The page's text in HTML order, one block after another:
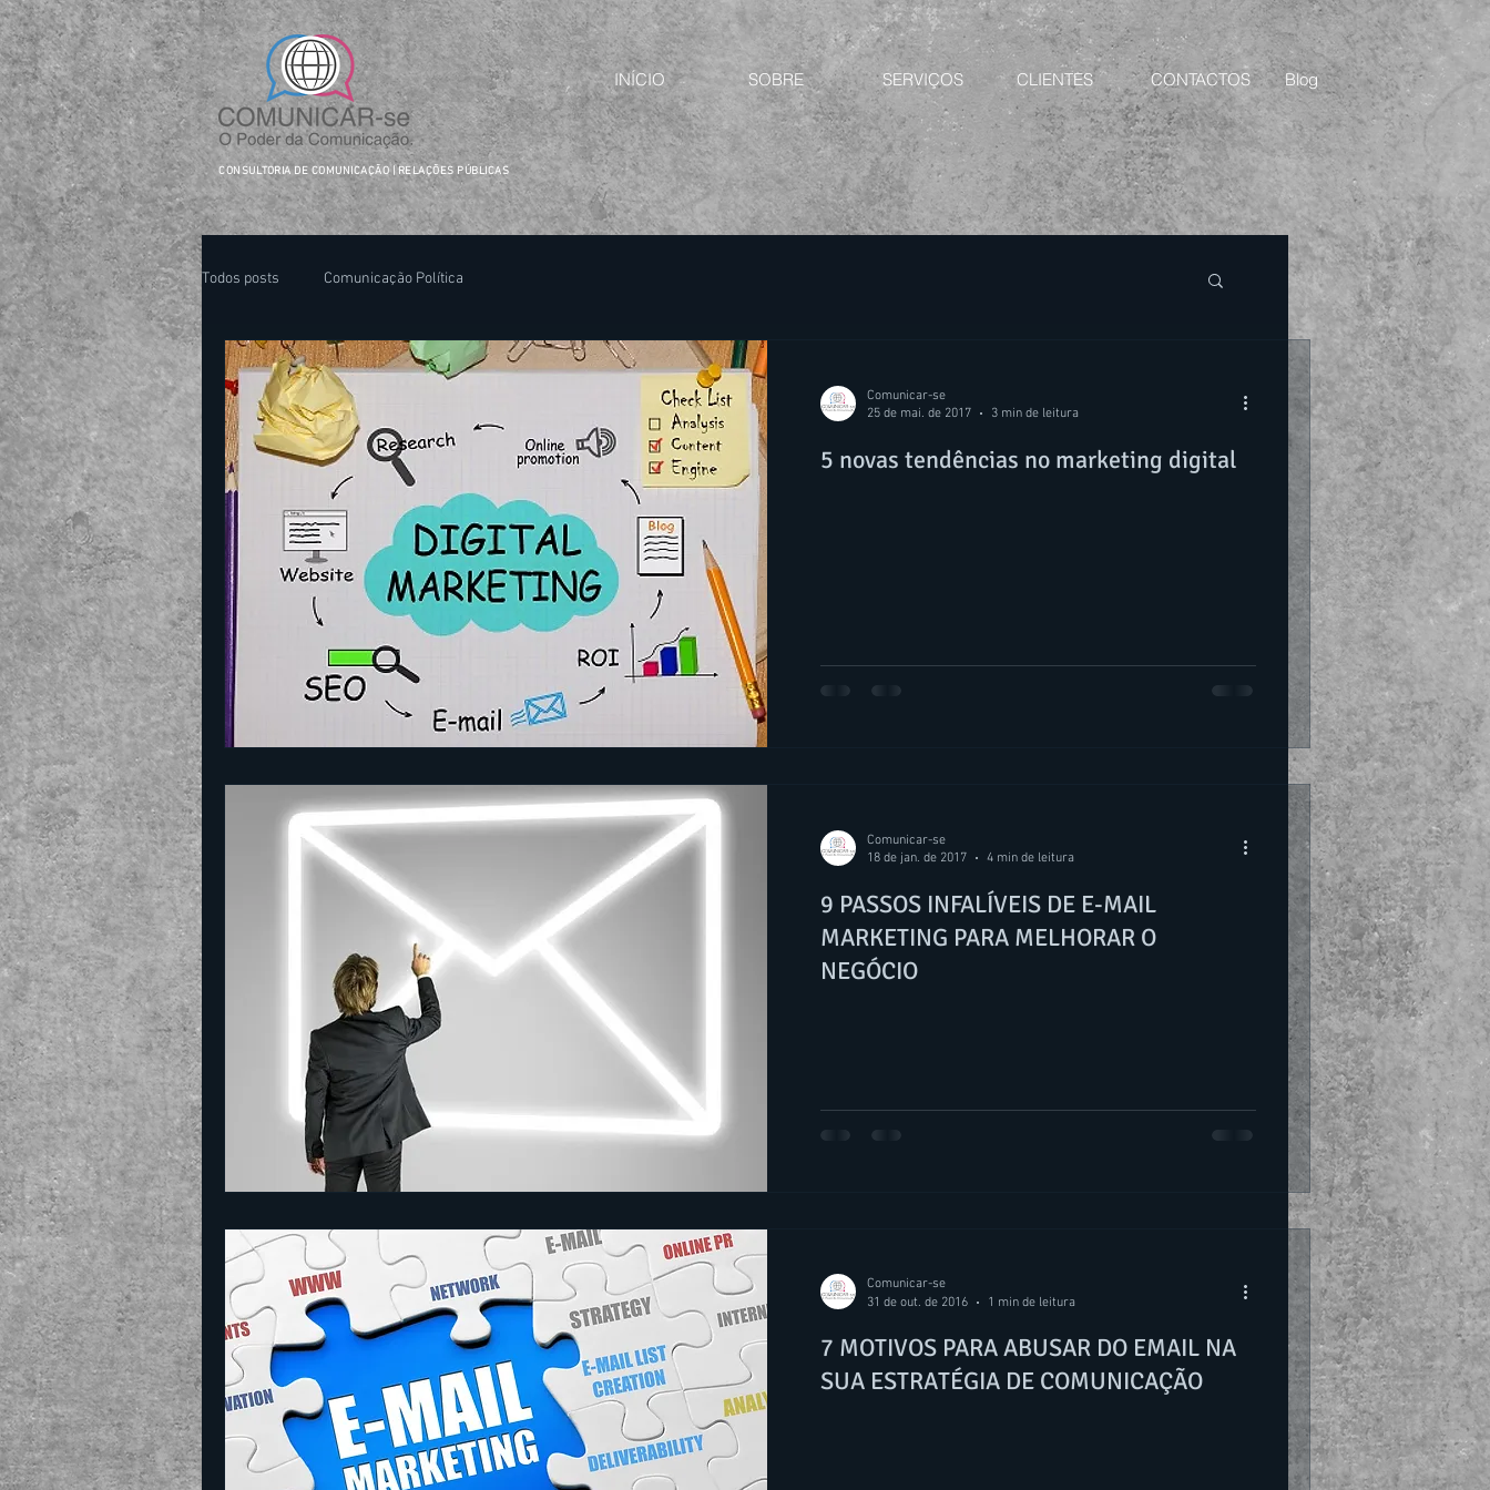
facebook-domain-verification=ftejo4usjwv5gbzssdxyfqeuqi2hxr
INÍCIO SOBRE SERVIÇOS CLIENTES CONTACTOS Blog
CONSULTORIA DE COMUNICAÇÃO | RELAÇÕES PÚBLICAS
Todos posts Comunicação Política
Comunicar-se
25 de mai. de 2017
3 min de leitura
5 novas tendências no marketing digital
Comunicar-se
18 de jan. de 2017
4 min de leitura
9 PASSOS INFALÍVEIS DE E-MAIL
MARKETING PARA MELHORAR O
NEGÓCIO
Comunicar-se
31 de out. de 2016
1 min de leitura
7 MOTIVOS PARA ABUSAR DO EMAIL NA
SUA ESTRATÉGIA DE COMUNICAÇÃO